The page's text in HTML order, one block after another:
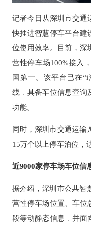
记者今日从深圳市交通
快推进智慧停车平台建
位使用效率。目前，深
营性停车场100%接入
国第一。该平台已在“i
线，具备车位信息查询
功能。
同时，深圳市交通运输
15万个以上停车泊位，
近9000家停车场车位信
据介绍，深圳市公共智
营性停车场位置、车位
段等动静态信息，并面